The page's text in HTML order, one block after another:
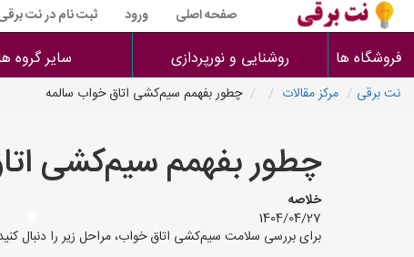
صفحه اصلی ورود ثبت نام در نت
فروشگاه ها روشنایی و نورپردازی سایر گروه
نت برقی مرکز مقالات چطور بفهمم سیم‌کشی اتاق خواب سالمه
چطور بفهمم سیم‌کشی
خلاصه
1404/04/27
برای بررسی سلامت سیم‌کشی اتاق خواب، مراحل زیر را دنبال کنید: **1. بازرسی بصری:** * **سیم‌ها و پریزها:** * به دنبال هرگونه سیم لخت، ترک خوردگی، سوختگی،